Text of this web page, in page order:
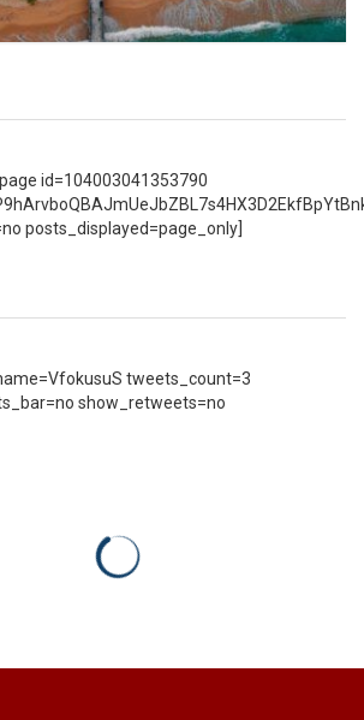
id=104003041353790
posts_displayed=page_only]
tweets_count=3
show_retweets=no